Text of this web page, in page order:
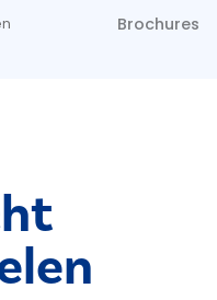
Brochures